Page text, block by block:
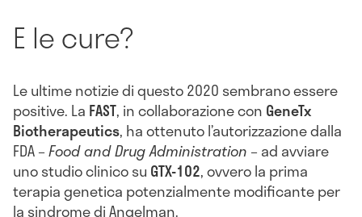
E le cure?
Le ultime notizie di questo 2020 sembrano essere
positive. La FAST, in collaborazione con GeneTx
Biotherapeutics, ha ottenuto l’autorizzazione dalla
FDA –Food and Drug Administration – ad avviare
uno studio clinico su GTX-102, ovvero la prima
terapia genetica potenzialmente modificante per
la sindrome di Angelman.